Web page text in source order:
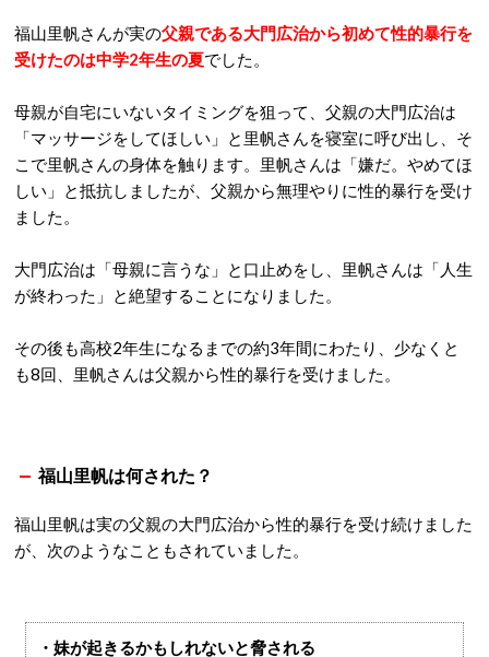
福山里帆さんが実の父親である大門広治から初めて性的暴行を
受けたのは中学2年生の夏でした。
母親が自宅にいないタイミングを狙って、父親の大門広治は
「マッサージをしてほしい」と里帆さんを寝室に呼び出し、そ
こで里帆さんの身体を触ります。里帆さんは「嫌だ。やめてほ
しい」と抵抗しましたが、父親から無理やりに性的暴行を受け
ました。
大門広治は「母親に言うな」と口止めをし、里帆さんは「人生
が終わった」と絶望することになりました。
その後も高校2年生になるまでの約3年間にわたり、少なくと
も8回、里帆さんは父親から性的暴行を受けました。
福山里帆は何された？
福山里帆は実の父親の大門広治から性的暴行を受け続けました
が、次のようなこともされていました。
・妹が起きるかもしれないと脅される